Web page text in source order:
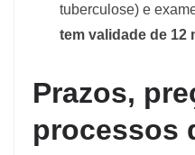
tuberculose) e
tem validade de 12
Prazos,
processos